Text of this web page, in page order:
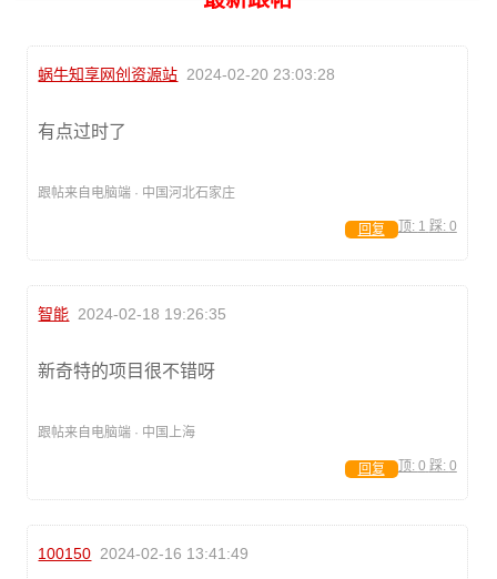
蜗牛知享网创资源站 2024-02-20 23:03:28
有点过时了
跟帖来自电脑端 · 中国河北石家庄
顶: 1 踩: 0
回复
智能 2024-02-18 19:26:35
新奇特的项目很不错呀
跟帖来自电脑端 · 中国上海
顶: 0 踩: 0
回复
100150 2024-02-16 13:41:49